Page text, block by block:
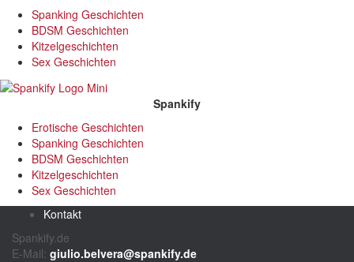
Spanking Geschichten
BDSM Geschichten
Kitzelgeschichten
Sex Geschichten
Spankify
Erotische Geschichten
Spanking Geschichten
BDSM Geschichten
Kitzelgeschichten
Sex Geschichten
Kontakt
Spankify.de
E-Mail: giulio.belvera@spankify.de